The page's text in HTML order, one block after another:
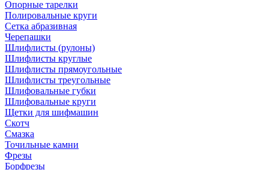
Опорные тарелки
Полировальные круги
Сетка абразивная
Черепашки
Шлифлисты (рулоны)
Шлифлисты круглые
Шлифлисты прямоугольные
Шлифлисты треугольные
Шлифовальные губки
Шлифовальные круги
Щетки для шифмашин
Скотч
Смазка
Точильные камни
Фрезы
Борфрезы